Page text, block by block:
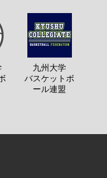
九州大学
バスケットボ
ール連盟